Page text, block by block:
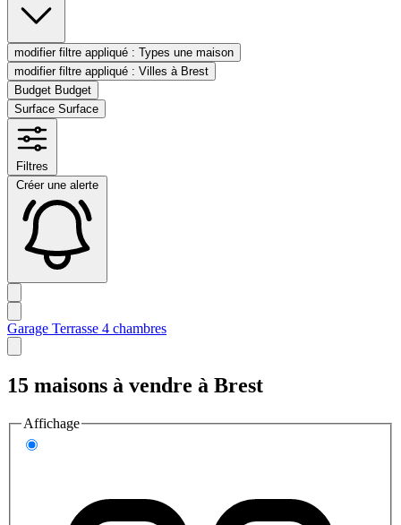
modifier filtre appliqué : Types une maison
modifier filtre appliqué : Villes à Brest
Budget Budget
Surface Surface
Filtres
Créer une alerte
Garage Terrasse 4 chambres
15 maisons à vendre à Brest
Affichage